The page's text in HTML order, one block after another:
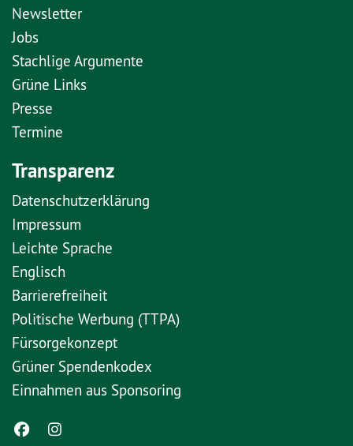
Newsletter
Jobs
Stachlige Argumente
Grüne Links
Presse
Termine
Transparenz
Datenschutzerklärung
Impressum
Leichte Sprache
Englisch
Barrierefreiheit
Politische Werbung (TTPA)
Fürsorgekonzept
Grüner Spendenkodex
Einnahmen aus Sponsoring